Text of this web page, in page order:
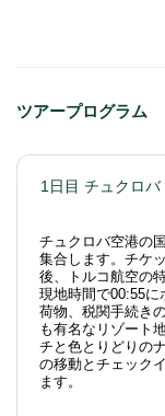
ツアープログラム
1日目 チュクロ
チュクロバ空港の
集合します。チケ
後、トルコ航空の
現地時間で00:55
荷物、税関手続き
も有名なリゾート
チと色とりどりの
の移動とチェック
ます。